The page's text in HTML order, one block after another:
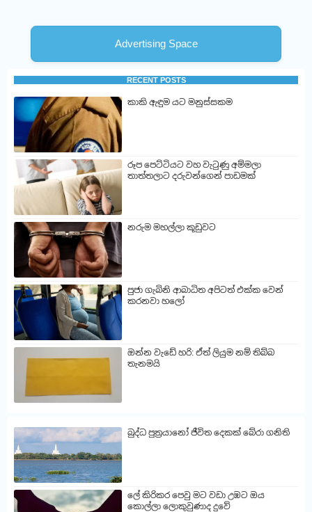
Advertising Space
RECENT POSTS
කාකි ඇඳුම යට මනුස්සකම
රූප පෙට්ටියට වහ වැටුණු අම්මලා
තාත්තලාට දරුවන්ගෙන් පාඩමක්
නරුම මහල්ලා කූඩුවට
පුජා ගැබිනි ආබාධිත අපිටත් එක්ක වෙන්
කරනවා හලෝ
ඔන්න වැඩේ හරි: ඒත් ලියුම නම් තිබ්බ
තැනමයි
බුද්ධ පුත්‍රයානෝ ජීවිත දෙකක් බේරා ගනිති
ලේ කිරිකර පෙවු මට වඩා උඹට ඔය
කොල්ලා ලොකුවුණාද දුවේ